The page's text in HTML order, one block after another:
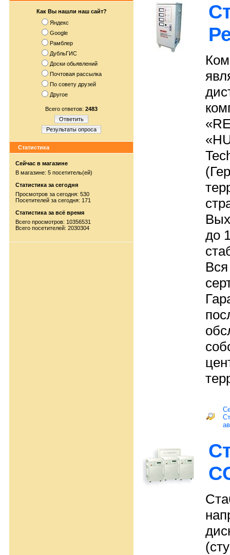
Как Вы нашли наш сайт?
Яндекс
Google
Рамблер
ДубльГИС
Доски обьявлений
Почтовая рассылка
По совету друзей
Другое
Всего ответов: 2483
Ответить
Результаты опроса
Статистика
Сейчас в магазине
В магазине: 5 посетитель(ей)
Статистика за сегодня
Просмотров за сегодня: 530
Посетителей за сегодня: 171
Статистика за всё время
Всего просмотров: 10356531
Всего посетителей: 2030304
до